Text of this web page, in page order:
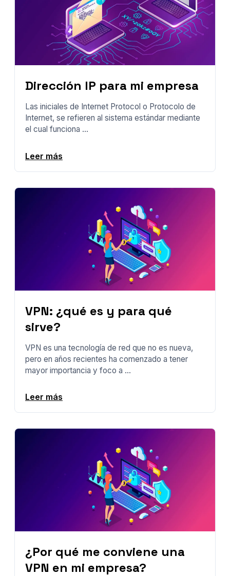
Dirección IP para mi empresa
Las iniciales de Internet Protocol o Protocolo de
Internet, se refieren al sistema estándar mediante
el cual funciona ...
Leer más
VPN: ¿qué es y para qué
sirve?
VPN es una tecnología de red que no es nueva,
pero en años recientes ha comenzado a tener
mayor importancia y foco a ...
Leer más
¿Por qué me conviene una
VPN en mi empresa?